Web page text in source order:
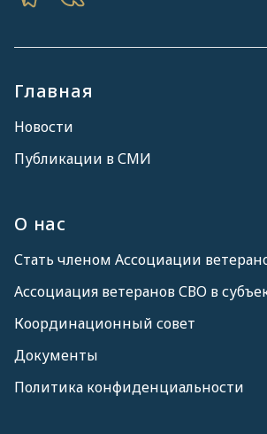
Главная
Новости
Публикации в СМИ
О нас
Стать членом Ассоциации
Ассоциация ветеранов СВО в
Координационный совет
Документы
Политика конфиденциальности